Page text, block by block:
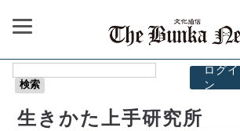
ログイ
ン
生きかた上手研究所